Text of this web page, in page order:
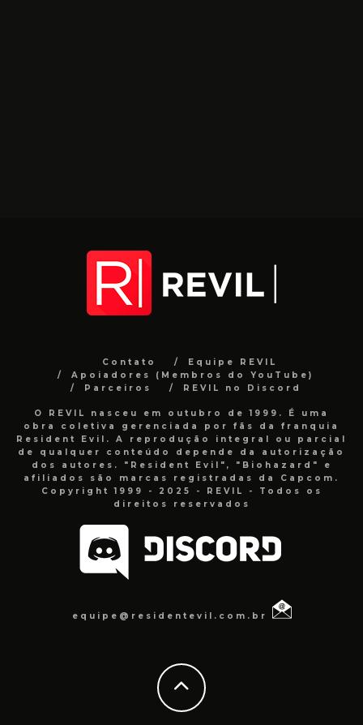
Contato
Equipe REVIL
Apoiadores (Membros do YouTube)
Parceiros
REVIL no Discord
O REVIL nasceu em outubro de 1999. É uma
obra coletiva gerenciada por fãs da franquia
Resident Evil. A reprodução integral ou parcial
de qualquer conteúdo depende da autorização
dos autores. "Resident Evil", "Biohazard" e
afiliados são marcas registradas da Capcom.
Copyright 1999 - 2025 - REVIL - Todos os
direitos reservados
equipe@residentevil.com.br